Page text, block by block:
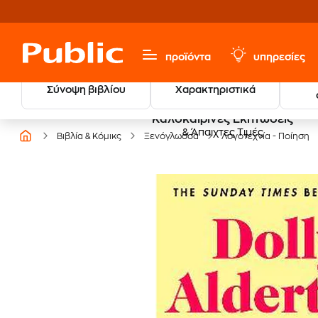
προϊόντα υπηρεσίες
Σύνοψη βιβλίου Χαρακτηριστικά
Καλοκαιρινές Εκπτώσεις
& Άπαιχτες Τιμές
Βιβλία & Κόμικς Ξενόγλωσσα Λογοτεχνία - Ποίηση